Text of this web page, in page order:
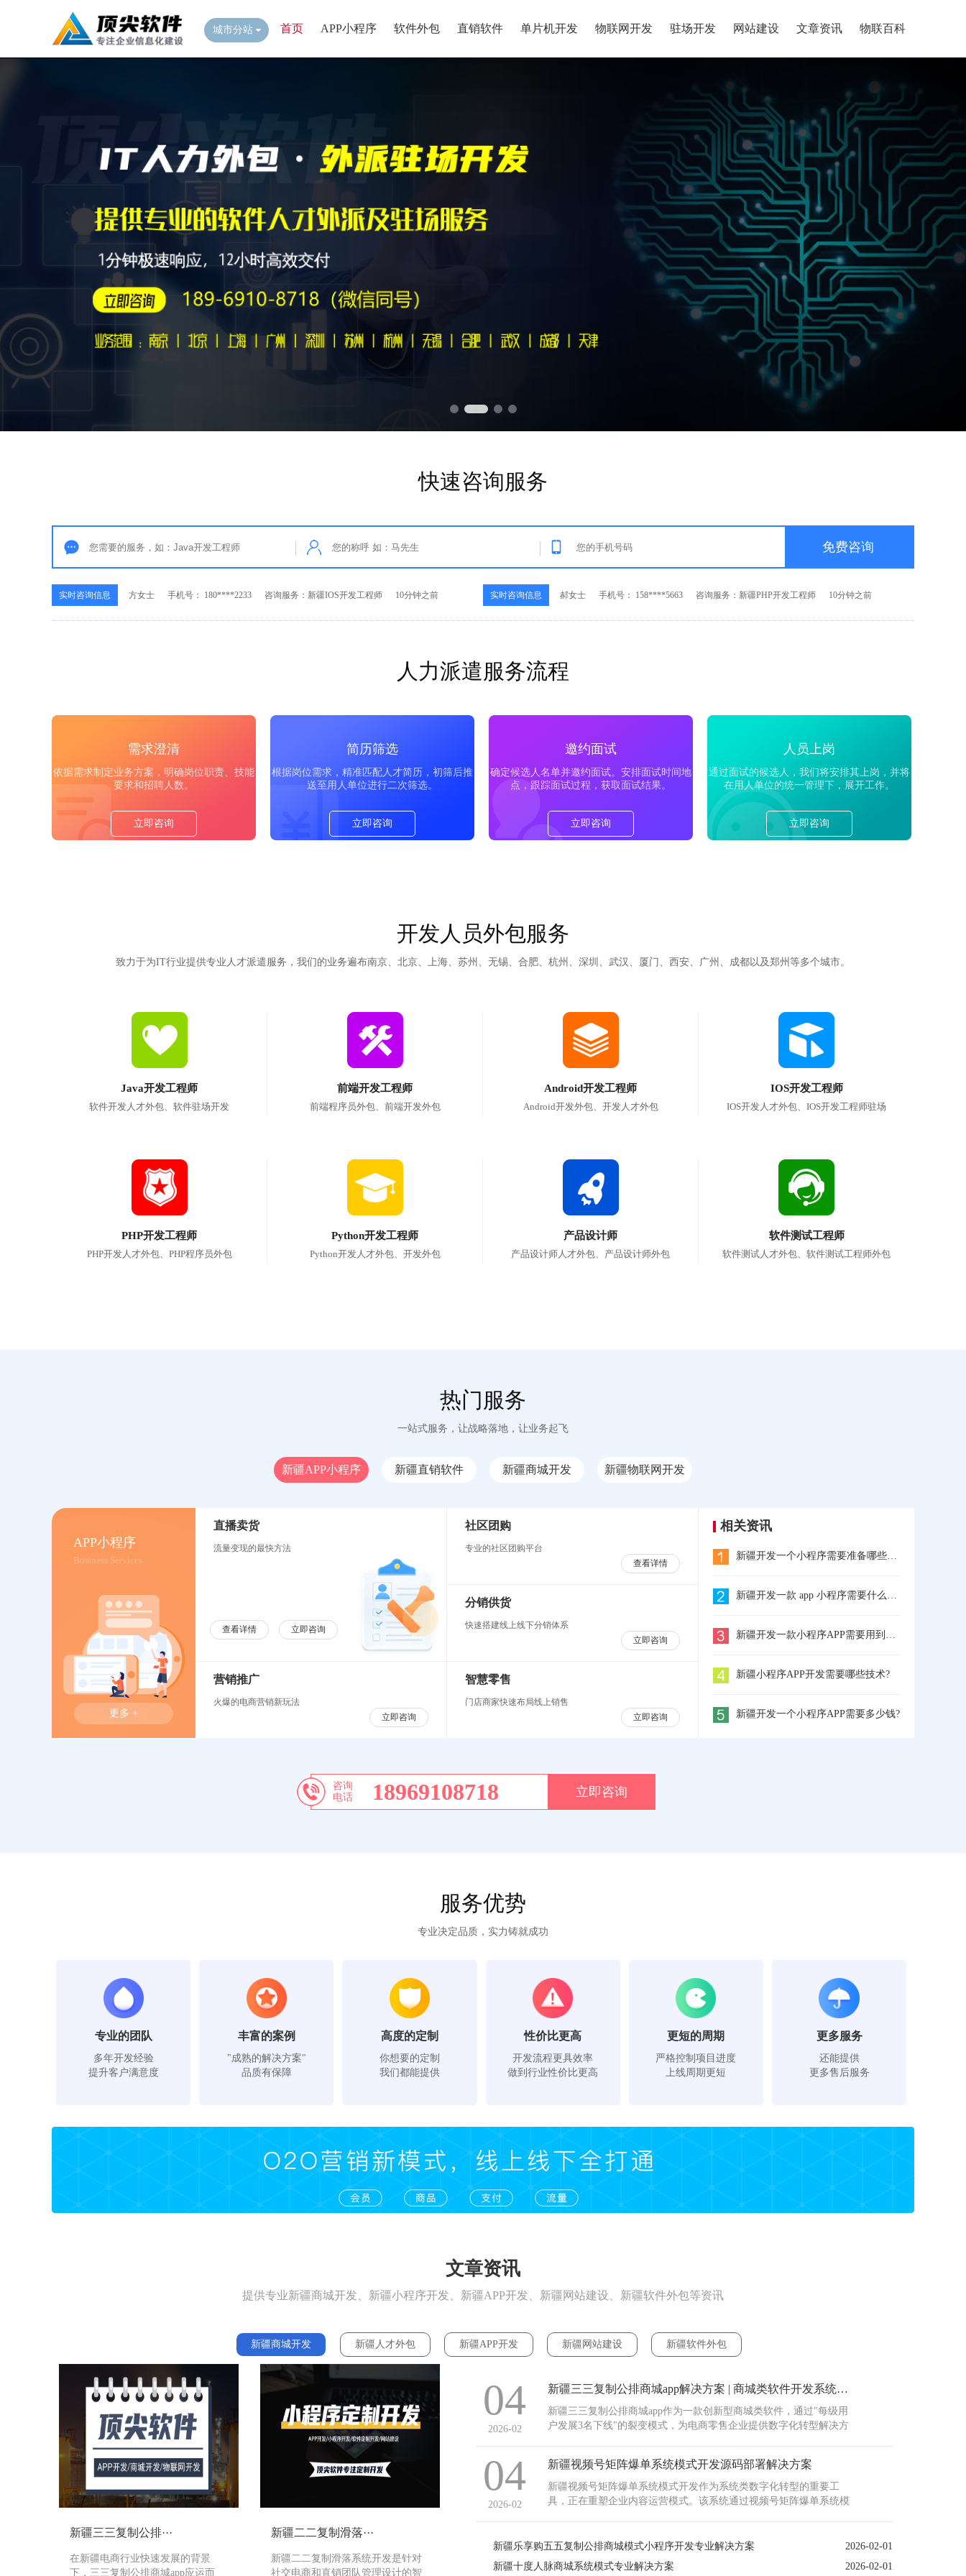
城市分站 首页 APP小程序 软件外包 直销软件 单片机开发 物联网开发 驻场开发 网站建设 文章资讯 物联百科
快速咨询服务
实时咨询信息 李先生 手机号： 139****8393 咨询服务：新疆Java开发工程师 25秒之前 王先生 手机号： 189****6699 60秒之前
实时咨询信息 方女士 手机号： 180****2233 咨询服务：新疆IOS开发工程师 10分钟之前 实时咨询信息 郝女士 手机号： 158****5663 咨询服务：新疆PHP开发工程师 10分钟之前
人力派遣服务流程
需求澄清
依据需求制定业务方案，明确岗位职责、技能
要求和招聘人数。
立即咨询
简历筛选
根据岗位需求，精准匹配人才简历，初筛后推
送至用人单位进行二次筛选。
立即咨询
邀约面试
确定候选人名单并邀约面试。安排面试时间地
点，跟踪面试过程，获取面试结果。
立即咨询
人员上岗
通过面试的候选人，我们将安排其上岗，并将
在用人单位的统一管理下，展开工作。
立即咨询
开发人员外包服务
致力于为IT行业提供专业人才派遣服务，我们的业务遍布南京、北京、上海、苏州、无锡、合肥、杭州、深圳、武汉、厦门、西安、广州、成都以及郑州等多个城市。
Java开发工程师
软件开发人才外包、软件驻场开发
前端开发工程师
前端程序员外包、前端开发外包
Android开发工程师
Android开发外包、开发人才外包
IOS开发工程师
IOS开发人才外包、IOS开发工程师驻场
PHP开发工程师
PHP开发人才外包、PHP程序员外包
Python开发工程师
Python开发人才外包、开发外包
产品设计师
产品设计师人才外包、产品设计师外包
软件测试工程师
软件测试人才外包、软件测试工程师外包
热门服务
一站式服务，让战略落地，让业务起飞
新疆APP小程序 新疆直销软件 新疆商城开发 新疆物联网开发
APP小程序
Business Services
更多 +
直播卖货
流量变现的最快方法
查看详情 立即咨询
社区团购
专业的社区团购平台
查看详情
分销供货
快速搭建线上线下分销体系
立即咨询
营销推广
火爆的电商营销新玩法
立即咨询
智慧零售
门店商家快速布局线上销售
立即咨询
相关资讯
新疆开发一个小程序需要准备哪些东西?
新疆开发一款 app 小程序需要什么流程?
新疆开发一款小程序APP需要用到哪些工具
新疆小程序APP开发需要哪些技术?
新疆开发一个小程序APP需要多少钱?
咨询
电话
18969108718 立即咨询
服务优势
专业决定品质，实力铸就成功
专业的团队
多年开发经验
提升客户满意度
丰富的案例
"成熟的解决方案"
品质有保障
高度的定制
你想要的定制
我们都能提供
性价比更高
开发流程更具效率
做到行业性价比更高
更短的周期
严格控制项目进度
上线周期更短
更多服务
还能提供
更多售后服务
文章资讯
提供专业新疆商城开发、新疆小程序开发、新疆APP开发、新疆网站建设、新疆软件外包等资讯
新疆商城开发 新疆人才外包 新疆APP开发 新疆网站建设 新疆软件外包
新疆三三复制公排···
在新疆电商行业快速发展的背景
下，三三复制公排商城app应运而
新疆二二复制滑落···
新疆二二复制滑落系统开发是针对
社交电商和直销团队管理设计的智
04
2026-02
新疆三三复制公排商城app解决方案 | 商城类软件开发系统架构设计
新疆三三复制公排商城app作为一款创新型商城类软件，通过"每级用
户发展3名下线"的裂变模式，为电商零售企业提供数字化转型解决方
市场，三三复制公排商城平台已帮助多个企···
04
2026-02
新疆视频号矩阵爆单系统模式开发源码部署解决方案
新疆视频号矩阵爆单系统模式开发作为系统类数字化转型的重要工
具，正在重塑企业内容运营模式。该系统通过视频号矩阵爆单系统模
过部署视频号矩阵爆单软件，可快速构建覆盖短视频···
新疆乐享购五五复制公排商城模式小程序开发专业解决方案
2026-02-01
新疆十度人脉商城系统模式专业解决方案
2026-02-01